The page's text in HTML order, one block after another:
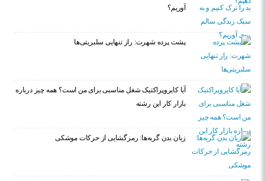
آوریم؟
پشت پرده شهرت: راز تنهایی سلبریتی‌ها
آیا کایروپراکتیک شغل مناسبی برای من است؟ همه چیز درباره
بازار کار این رشته
زبان بدن گربه‌ها: رمزگشایی از حرکات موشکی